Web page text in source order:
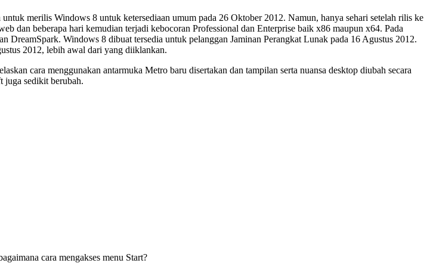
merilis Windows 8 untuk ketersediaan umum pada 26 Oktober 2012. Namun, hanya sehari setelah rilis ke
dan beberapa hari kemudian terjadi kebocoran Professional dan Enterprise baik x86 maupun x64. Pada
Windows 8 dibuat tersedia untuk pelanggan Jaminan Perangkat Lunak pada 16 Agustus 2012.
2012, lebih awal dari yang diiklankan.
cara menggunakan antarmuka Metro baru disertakan dan tampilan serta nuansa desktop diubah secara
juga sedikit berubah.
cara mengakses menu Start?